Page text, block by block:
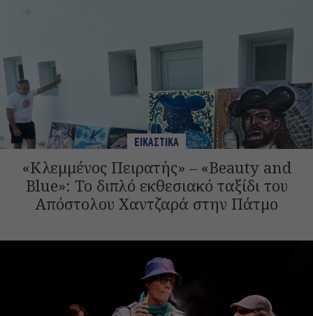
ΕΙΚΑΣΤΙΚΑ
«Κλεμμένος Πειρατής» – «Beauty and
Blue»: Το διπλό εκθεσιακό ταξίδι του
Απόστολου Χαντζαρά στην Πάτμο